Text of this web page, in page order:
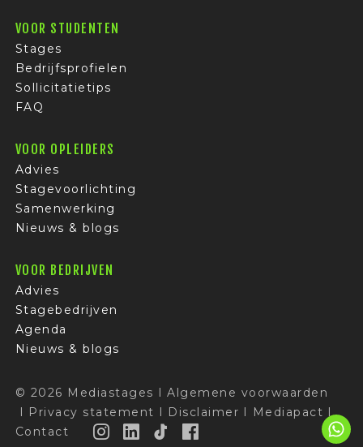
VOOR STUDENTEN
Stages
Bedrijfsprofielen
Sollicitatietips
FAQ
VOOR OPLEIDERS
Advies
Stagevoorlichting
Samenwerking
Nieuws & blogs
VOOR BEDRIJVEN
Advies
Stagebedrijven
Agenda
Nieuws & blogs
© 2026 Mediastages I Algemene voorwaarden
I Privacy statement I Disclaimer I Mediapact I
Contact